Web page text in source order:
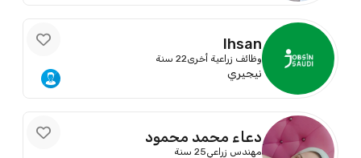
Ihsan
وظائف زراعية أخرى22 سنة
نيجيري
دعاء محمد محمود
مهندس زراعي25 سنة